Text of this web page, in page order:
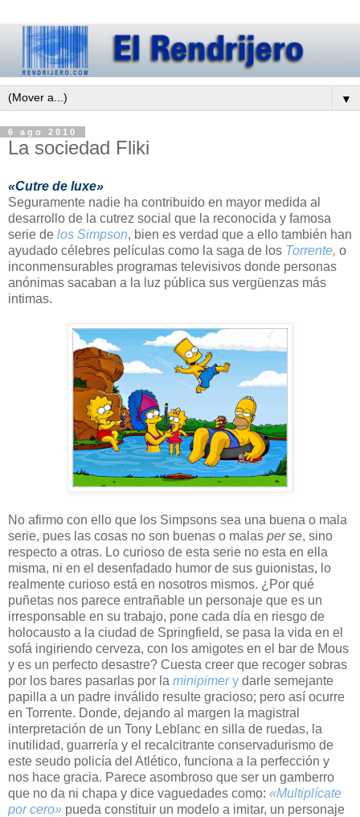
▼
6 ago 2010
La sociedad Fliki
«Cutre de luxe»
Seguramente nadie ha contribuido en mayor medida al
desarrollo de la cutrez social que la reconocida y famosa
serie de los Simpson, bien es verdad que a ello también han
ayudado célebres películas como la saga de los Torrente, o
inconmensurables programas televisivos donde personas
anónimas sacaban a la luz pública sus vergüenzas más
intimas.
No afirmo con ello que los Simpsons sea una buena o mala
serie, pues las cosas no son buenas o malas per se, sino
respecto a otras. Lo curioso de esta serie no esta en ella
misma, ni en el desenfadado humor de sus guionistas, lo
realmente curioso está en nosotros mismos. ¿Por qué
puñetas nos parece entrañable un personaje que es un
irresponsable en su trabajo, pone cada día en riesgo de
holocausto a la ciudad de Springfield, se pasa la vida en el
sofá ingiriendo cerveza, con los amigotes en el bar de Mous
y es un perfecto desastre? Cuesta creer que recoger sobras
por los bares pasarlas por la minipimery darle semejante
papilla a un padre inválido resulte gracioso; pero así ocurre
en Torrente. Donde, dejando al margen la magistral
interpretación de un Tony Leblanc en silla de ruedas, la
inutilidad, guarrería y el recalcitrante conservadurismo de
este seudo policía del Atlético, funciona a la perfección y
nos hace gracia. Parece asombroso que ser un gamberro
que no da ni chapa y dice vaguedades como: «Multiplícate
por cero» pueda constituir un modelo a imitar, un personaje